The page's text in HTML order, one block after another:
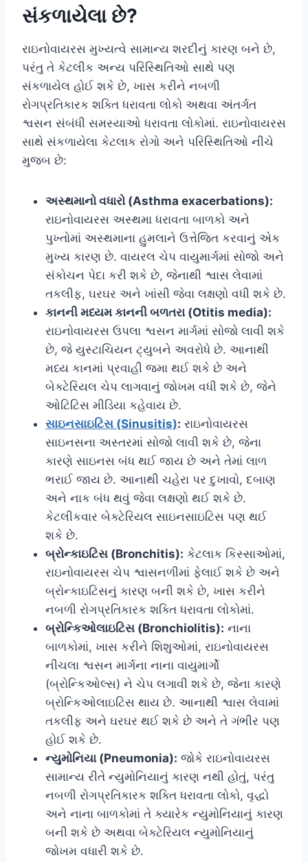
સંકળાયેલા છે?
રાઇનોવાયરસ મુખ્યત્વે સામાન્ય શરદીનું કારણ બને છે,
પરંતુ તે કેટલીક અન્ય પરિસ્થિતિઓ સાથે પણ
સંકળાયેલ હોઈ શકે છે, ખાસ કરીને નબળી
રોગપ્રતિકારક શક્તિ ધરાવતા લોકો અથવા અંતર્ગત
શ્વસન સંબંધી સમસ્યાઓ ધરાવતા લોકોમાં. રાઇનોવાયરસ
સાથે સંકળાયેલા કેટલાક રોગો અને પરિસ્થિતિઓ નીચે
મુજબ છે:
અસ્થમાનો વધારો (Asthma exacerbations):
રાઇનોવાયરસ અસ્થમા ધરાવતા બાળકો અને
પુખ્તોમાં અસ્થમાના હુમલાને ઉત્તેજિત કરવાનું એક
મુખ્ય કારણ છે. વાયરલ ચેપ વાયુમાર્ગમાં સોજો અને
સંકોચન પેદા કરી શકે છે, જેનાથી શ્વાસ લેવામાં
તકલીફ, ઘરઘર અને ખાંસી જેવા લક્ષણો વધી શકે છે.
કાનની મધ્યમ કાનની બળતરા (Otitis media):
રાઇનોવાયરસ ઉપલા શ્વસન માર્ગમાં સોજો લાવી શકે
છે, જે યુસ્ટાચિયન ટ્યુબને અવરોધે છે. આનાથી
મધ્ય કાનમાં પ્રવાહી જમા થઈ શકે છે અને
બેક્ટેરિયલ ચેપ લાગવાનું જોખમ વધી શકે છે, જેને
ઓટિટિસ મીડિયા કહેવાય છે.
સાઇનસાઇટિસ (Sinusitis): રાઇનોવાયરસ
સાઇનસના અસ્તરમાં સોજો લાવી શકે છે, જેના
કારણે સાઇનસ બંધ થઈ જાય છે અને તેમાં લાળ
ભરાઈ જાય છે. આનાથી ચહેરા પર દુખાવો, દબાણ
અને નાક બંધ થવું જેવા લક્ષણો થઈ શકે છે.
કેટલીકવાર બેક્ટેરિયલ સાઇનસાઇટિસ પણ થઈ
શકે છે.
બ્રોન્કાઇટિસ (Bronchitis): કેટલાક કિસ્સાઓમાં,
રાઇનોવાયરસ ચેપ શ્વાસનળીમાં ફેલાઈ શકે છે અને
બ્રોન્કાઇટિસનું કારણ બની શકે છે, ખાસ કરીને
નબળી રોગપ્રતિકારક શક્તિ ધરાવતા લોકોમાં.
બ્રોન્કિઓલાઇટિસ (Bronchiolitis): નાના
બાળકોમાં, ખાસ કરીને શિશુઓમાં, રાઇનોવાયરસ
નીચલા શ્વસન માર્ગના નાના વાયુમાર્ગો
(બ્રોન્કિઓલ્સ) ને ચેપ લગાવી શકે છે, જેના કારણે
બ્રોન્કિઓલાઇટિસ થાય છે. આનાથી શ્વાસ લેવામાં
તકલીફ અને ઘરઘર થઈ શકે છે અને તે ગંભીર પણ
હોઈ શકે છે.
ન્યુમોનિયા (Pneumonia): જોકે રાઇનોવાયરસ
સામાન્ય રીતે ન્યુમોનિયાનું કારણ નથી હોતું, પરંતુ
નબળી રોગપ્રતિકારક શક્તિ ધરાવતા લોકો, વૃદ્ધો
અને નાના બાળકોમાં તે ક્યારેક ન્યુમોનિયાનું કારણ
બની શકે છે અથવા બેક્ટેરિયલ ન્યુમોનિયાનું
જોખમ વધારી શકે છે.